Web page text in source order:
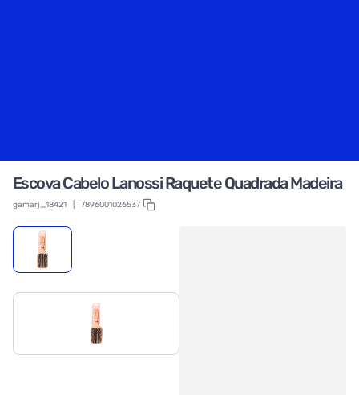
Escova Cabelo Lanossi Raquete Quadrada Madeira
gamarj_18421 7896001026537